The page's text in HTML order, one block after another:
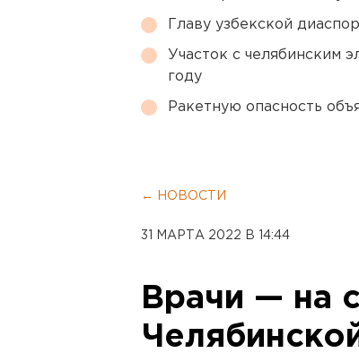
Главу узбекской
Участок с челябинским
году
Ракетную опасность
← НОВОСТИ
31 МАРТА 2022 В 14:44
Врачи — на